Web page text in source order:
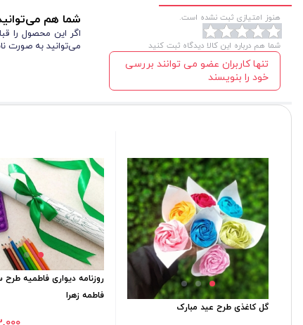
هنوز امتیازی ثبت نشده است.
شما هم درباره این کالا دیدگاه ثبت کنید
تنها کاربران عضو می توانند بررسی
خود را بنویسند
شما هم
اگر این محصول را
می‌توانید به صورت
گل کاغذی طرح عید مبارک
روزنامه دیواری فاطمیه طرح
فاطمه زهرا